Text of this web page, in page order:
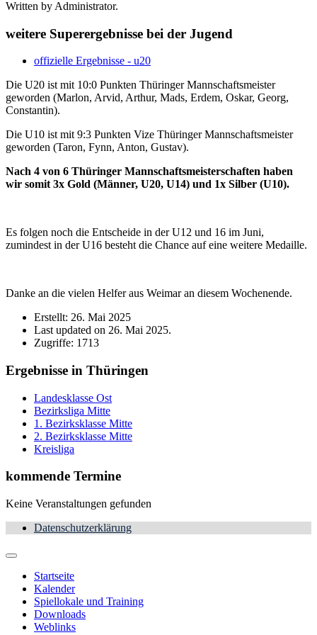
Written by Administrator.
weitere Superergebnisse bei der Jugend
offizielle Ergebnisse - u20
Die U20 ist mit 10:0 Punkten Thüringer Mannschaftsmeister
geworden (Marlon, Arvid, Arthur, Mads, Erdem, Oskar, Georg,
Constantin).
Die U10 ist mit 9:3 Punkten Vize Thüringer Mannschaftsmeister
geworden (Taron, Fynn, Anton, Gustav).
Nach 4 von 6 Thüringer Mannschaftsmeisterschaften haben
wir somit 3x Gold (Männer, U20, U14) und 1x Silber (U10).
Es folgen noch die Entscheide in der U12 und 16 im Juni,
zumindest in der U16 besteht die Chance auf eine weitere Medaille.
Danke an die vielen Helfer aus Weimar an diesem Wochenende.
Erstellt: 26. Mai 2025
Last updated on 26. Mai 2025.
Zugriffe: 1713
Ergebnisse in Thüringen
Landesklasse Ost
Bezirksliga Mitte
1. Bezirksklasse Mitte
2. Bezirksklasse Mitte
Kreisliga
kommende Termine
Keine Veranstaltungen gefunden
Datenschutzerklärung
Startseite
Kalender
Spiellokale und Training
Downloads
Weblinks